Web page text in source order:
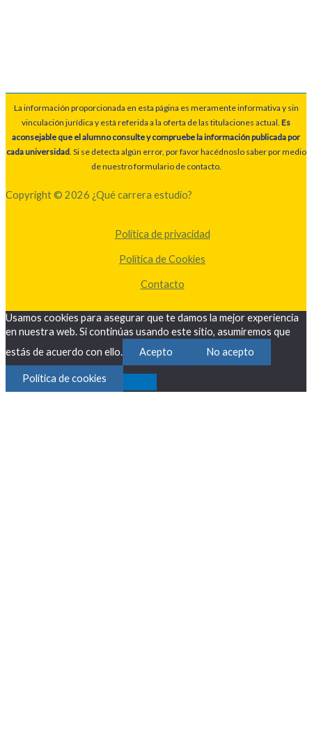
La información proporcionada en esta página es meramente informativa y sin
vinculación jurídica y está referida a la oferta de las titulaciones actual. Es
aconsejable que el alumno consulte y compruebe la información publicada por
cada universidad. Si se detecta algún error, por favor hacédnoslo saber por medio
de nuestro formulario de contacto.
Copyright © 2026 ¿Qué carrera estudio?
Política de privacidad
Política de Cookies
Contacto
Usamos cookies para asegurar que te damos la mejor experiencia
en nuestra web. Si continúas usando este sitio, asumiremos que
estás de acuerdo con ello.
Acepto No acepto
Política de cookies